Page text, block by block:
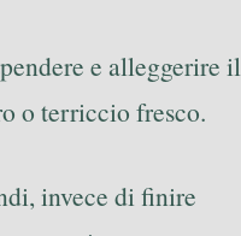
e alleggerire il
o terriccio fresco.
invece di finire